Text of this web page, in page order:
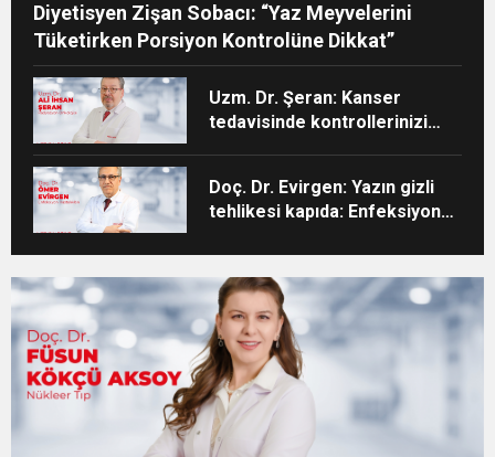
Diyetisyen Zişan Sobacı: “Yaz Meyvelerini
Tüketirken Porsiyon Kontrolüne Dikkat”
Uzm. Dr. Şeran: Kanser
tedavisinde kontrollerinizi
Doç. Dr. Evirgen: Yazın gizli
tehlikesi kapıda: Enfeksiyon